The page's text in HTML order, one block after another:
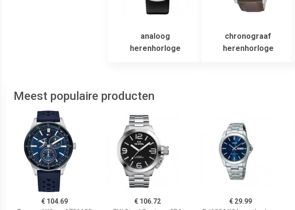
analoog
herenhorloge
chronograaf
herenhorloge
Meest populaire producten
€ 104.69
€ 106.72
€ 29.99